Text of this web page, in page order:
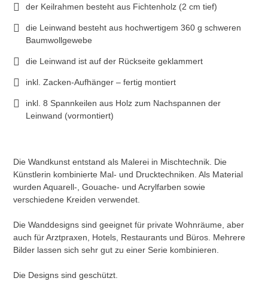
der Keilrahmen besteht aus Fichtenholz (2 cm tief)
die Leinwand besteht aus hochwertigem 360 g schweren
Baumwollgewebe
die Leinwand ist auf der Rückseite geklammert
inkl. Zacken-Aufhänger – fertig montiert
inkl. 8 Spannkeilen aus Holz zum Nachspannen der
Leinwand (vormontiert)
Die Wandkunst entstand als Malerei in Mischtechnik. Die
Künstlerin kombinierte Mal- und Drucktechniken. Als Material
wurden Aquarell-, Gouache- und Acrylfarben sowie
verschiedene Kreiden verwendet.
Die Wanddesigns sind geeignet für private Wohnräume, aber
auch für Arztpraxen, Hotels, Restaurants und Büros. Mehrere
Bilder lassen sich sehr gut zu einer Serie kombinieren.
Die Designs sind geschützt.